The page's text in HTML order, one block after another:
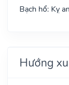
Bạch hổ: Kỵ
Hướng